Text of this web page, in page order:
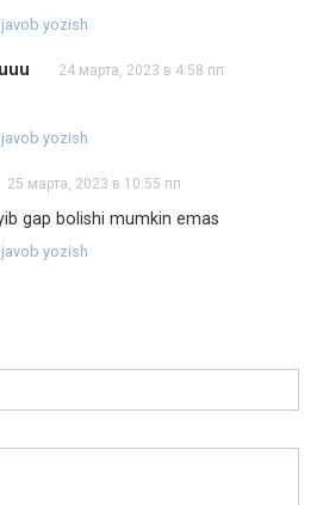
yozish
24 марта, 2023 в 4:58 пп
yozish
25 марта, 2023 в 10:55 пп
gap bolishi mumkin emas
yozish